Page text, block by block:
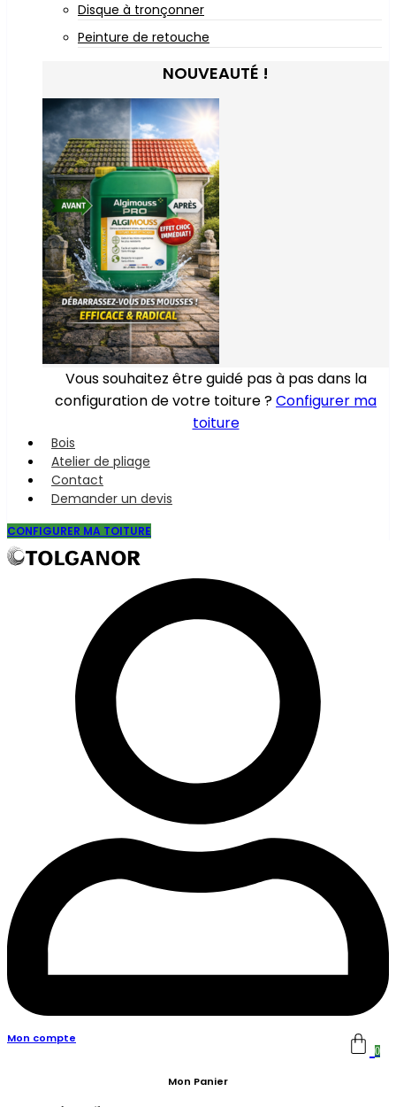
Disque à tronçonner
Peinture de retouche
NOUVEAUTÉ !
Vous souhaitez être guidé pas à pas dans la
configuration de votre toiture ?Configurer ma
toiture
Bois
Atelier de pliage
Contact
Demander un devis
CONFIGURER MA TOITURE
Mon compte
0
Mon Panier